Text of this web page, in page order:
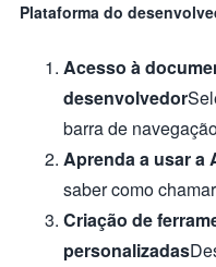
Plataforma do
Acesso à
desenvolvedor
barra de
Aprenda a usar a
saber como
Criação de
personalizadas